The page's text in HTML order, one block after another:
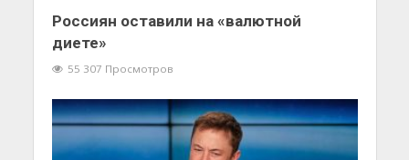
Россиян оставили на «валютной
диете»
55 307 Просмотров